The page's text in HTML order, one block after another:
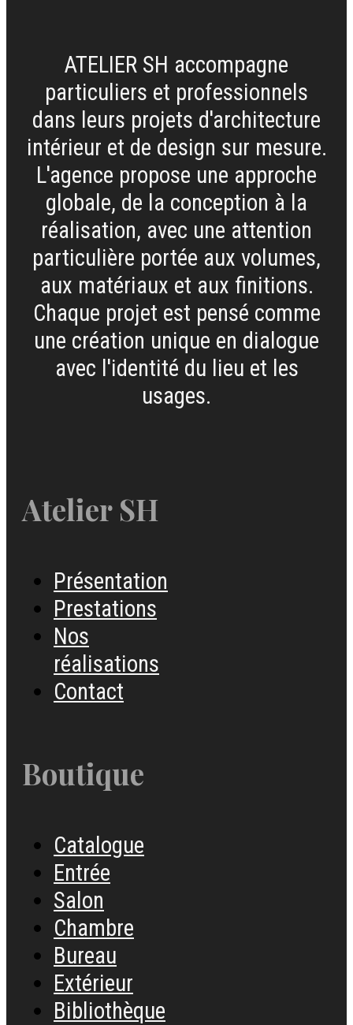
ATELIER SH accompagne
particuliers et professionnels
dans leurs projets d'architecture
intérieur et de design sur mesure.
L'agence propose une approche
globale, de la conception à la
réalisation, avec une attention
particulière portée aux volumes,
aux matériaux et aux finitions.
Chaque projet est pensé comme
une création unique en dialogue
avec l'identité du lieu et les
usages.
Atelier SH
Présentation
Prestations
Nos
réalisations
Contact
Boutique
Catalogue
Entrée
Salon
Chambre
Bureau
Extérieur
Bibliothèque